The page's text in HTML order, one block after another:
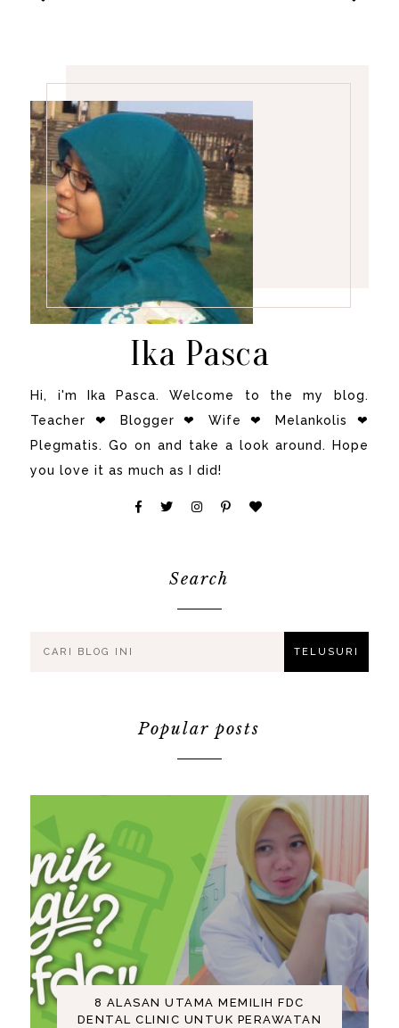
Ika Pasca
Hi, i'm Ika Pasca. Welcome to the my blog.
Teacher ❤ Blogger ❤ Wife ❤ Melankolis ❤
Plegmatis. Go on and take a look around. Hope
you love it as much as I did!
Search
Popular posts
8 ALASAN UTAMA MEMILIH FDC
DENTAL CLINIC UNTUK PERAWATAN